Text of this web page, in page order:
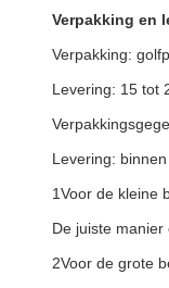
Verpakking en
Verpakking:
Levering: 15 tot
Levering:
1Voor de kleine
De juiste
2Voor de grote